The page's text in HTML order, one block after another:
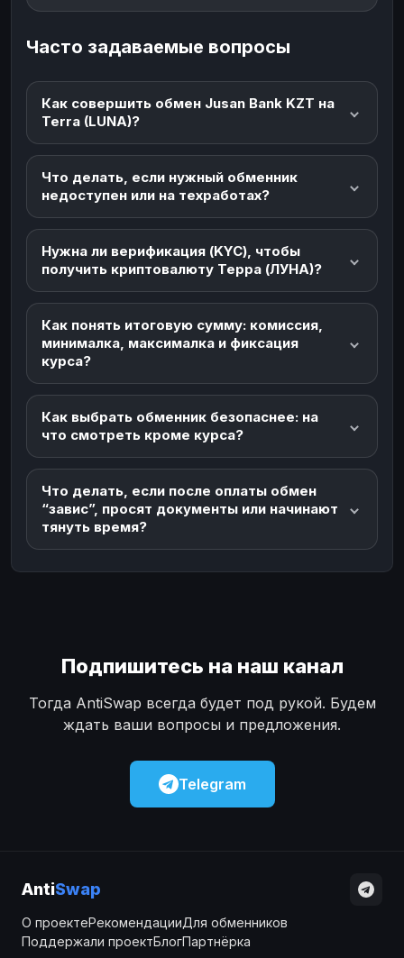
Часто задаваемые вопросы
Как совершить обмен Jusan Bank KZT на
Terra (LUNA)?
Что делать, если нужный обменник
недоступен или на техработах?
Нужна ли верификация (KYC), чтобы
получить криптовалюту Терра (ЛУНА)?
Как понять итоговую сумму: комиссия,
минималка, максималка и фиксация
курса?
Как выбрать обменник безопаснее: на
что смотреть кроме курса?
Что делать, если после оплаты обмен
“завис”, просят документы или начинают
тянуть время?
Подпишитесь на наш канал
Тогда AntiSwap всегда будет под рукой. Будем
ждать ваши вопросы и предложения.
Telegram
AntiSwap
О проектеРекомендацииДля обменников
Поддержали проектБлогПартнёрка